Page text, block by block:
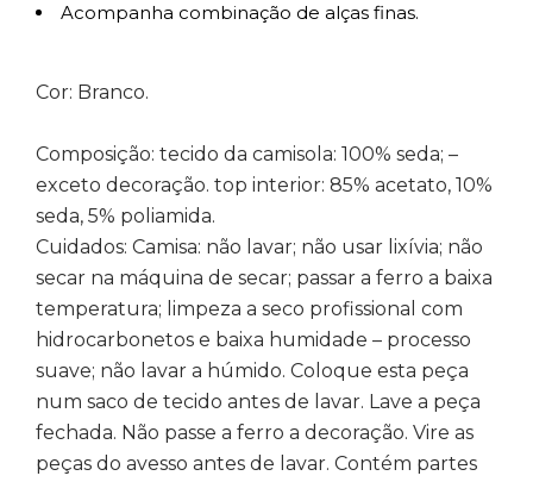
Acompanha combinação de alças finas.
Cor: Branco.
Composição: tecido da camisola: 100% seda; –
exceto decoração. top interior: 85% acetato, 10%
seda, 5% poliamida.
Cuidados: Camisa: não lavar; não usar lixívia; não
secar na máquina de secar; passar a ferro a baixa
temperatura; limpeza a seco profissional com
hidrocarbonetos e baixa humidade – processo
suave; não lavar a húmido. Coloque esta peça
num saco de tecido antes de lavar. Lave a peça
fechada. Não passe a ferro a decoração. Vire as
peças do avesso antes de lavar. Contém partes